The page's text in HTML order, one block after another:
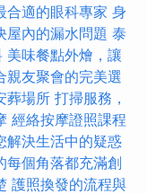
合適的眼科專家 身
屋內的漏水問題 泰
美味餐點外燴，讓
親友聚會的完美選
葬場所 打掃服務，
經絡按摩證照課程
解決生活中的疑惑
每個角落都充滿創
護照換發的流程與